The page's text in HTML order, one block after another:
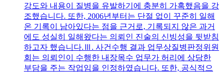
강도와 내용이 질병을 유발하기에 충분히 가혹했음을 강
조했습니다. 또한, 2006년부터는 단절 없이 꾸준히 일해
온 기록이 남아있다는 점을 근거로, 기록되지 않은 과거
에도 성실히 일해왔다는 의뢰인 진술의 신빙성을 뒷받침
하고자 했습니다.Ⅲ. 사건수행 결과 업무상질병판정위원
회는 의뢰인이 수행한 내장목수 업무가 허리에 상당한
부담을 주는 작업임을 인정하였습니다. 또한, 공식적으